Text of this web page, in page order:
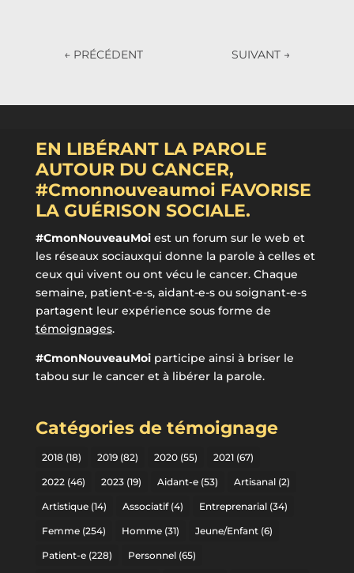
← PRÉCÉDENT SUIVANT →
EN LIBÉRANT LA PAROLE
AUTOUR DU CANCER,
#Cmonnouveaumoi FAVORISE
LA GUÉRISON SOCIALE.
#CmonNouveauMoiest un forum sur le web et
les réseaux sociauxqui donne la parole à celles et
ceux qui vivent ou ont vécu le cancer. Chaque
semaine, patient-e-s, aidant-e-s ou soignant-e-s
partagent leur expérience sous forme de
témoignages.
#CmonNouveauMoiparticipe ainsi à briser le
tabou sur le cancer et à libérer la parole.
Catégories de témoignage
2018(18) 2019(82) 2020(55) 2021(67)
2022(46) 2023(19) Aidant-e(53) Artisanal(2)
Artistique(14) Associatif(4) Entreprenarial(34)
Femme(254) Homme(31) Jeune/Enfant(6)
Patient-e(228) Personnel(65)